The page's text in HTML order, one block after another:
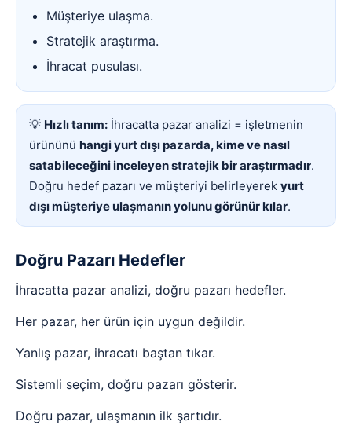
Müşteriye ulaşma.
Stratejik araştırma.
İhracat pusulası.
💡 Hızlı tanım: İhracatta pazar analizi = işletmenin
ürününü hangi yurt dışı pazarda, kime ve nasıl
satabileceğini inceleyen stratejik bir araştırmadır.
Doğru hedef pazarı ve müşteriyi belirleyerek yurt
dışı müşteriye ulaşmanın yolunu görünür kılar.
Doğru Pazarı Hedefler
İhracatta pazar analizi, doğru pazarı hedefler.
Her pazar, her ürün için uygun değildir.
Yanlış pazar, ihracatı baştan tıkar.
Sistemli seçim, doğru pazarı gösterir.
Doğru pazar, ulaşmanın ilk şartıdır.